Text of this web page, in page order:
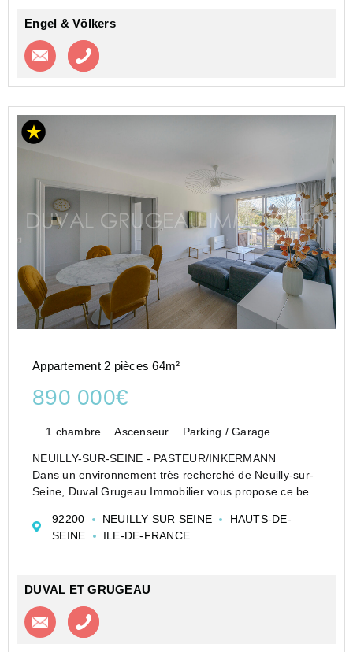
Engel & Völkers
Contacter l'agence
Appartement 2 pièces 64m²
890 000€
1 chambre Ascenseur Parking / Garage
NEUILLY-SUR-SEINE - PASTEUR/INKERMANN
Dans un environnement très recherché de Neuilly-sur-
Seine, Duval Grugeau Immobilier vous propose ce bel
1er étage avec ascenseur d'un immeuble de standing
ave...
92200 NEUILLY SUR SEINE
HAUTS-DE-
SEINE
ILE-DE-FRANCE
DUVAL ET GRUGEAU
Contacter l'agence